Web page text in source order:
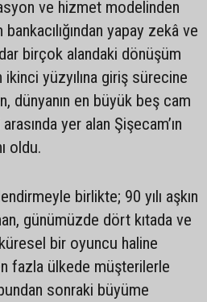
ve hizmet modelinden
yapay zekâ ve
birçok alandaki dönüşüm
ikinci yüzyılına giriş sürecine
dünyanın en büyük beş cam
yer alan Şişecam’ın
oldu.
birlikte; 90 yılı aşkın
günümüzde dört kıtada ve
bir oyuncu haline
fazla ülkede müşterilerle
sonraki büyüme